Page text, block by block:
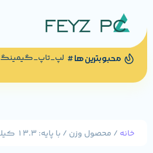
محبوبترین ها لپ_تاپ_گیمینگ
خانه / محصول وزن / با پایه: 13.3 کیلوگرم